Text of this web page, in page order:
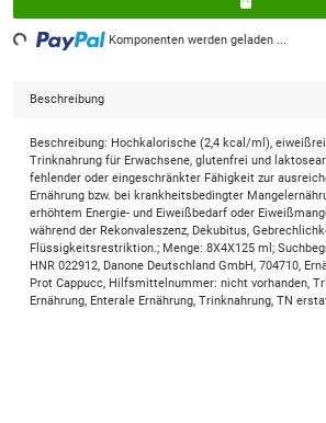
Komponenten werden geladen ...
Beschreibung
Beschreibung: Hochkalorische (2,4 kcal/ml),
Trinknahrung für Erwachsene, glutenfrei und
fehlender oder eingeschränkter Fähigkeit zur
Ernährung bzw. bei krankheitsbedingter
erhöhtem Energie- und Eiweißbedarf oder
während der Rekonvaleszenz, Dekubitus,
Flüssigkeitsrestriktion.; Menge: 8X4X125 ml;
HNR 022912, Danone Deutschland GmbH, 704710,
Prot Cappucc, Hilfsmittelnummer: nicht vorhanden,
Ernährung, Enterale Ernährung, Trinknahrung, TN